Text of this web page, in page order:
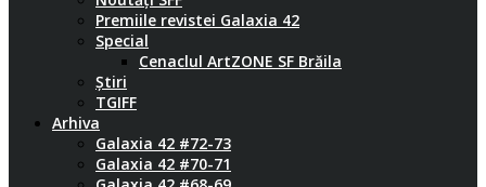
Premiile revistei Galaxia 42
Special
Cenaclul ArtZONE SF Brăila
Știri
TGIFF
Arhiva
Galaxia 42 #72-73
Galaxia 42 #70-71